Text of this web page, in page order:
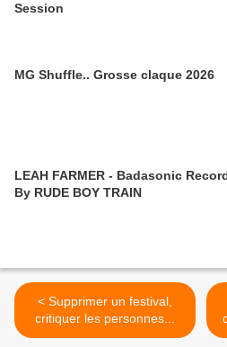
Session
MG Shuffle.. Grosse claque 2026
LEAH FARMER - Badasonic
By RUDE BOY TRAIN
< Supprimer un festival,
critiquer les personnes...